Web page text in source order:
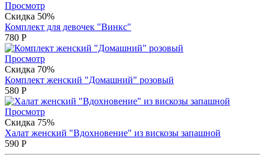
Просмотр
Скидка 50%
Комплект для девочек "Винкс"
780 Р
Просмотр
Скидка 70%
Комплект женский "Домашний" розовый
580 Р
Просмотр
Скидка 75%
Халат женский "Вдохновение" из вискозы запашной
590 Р